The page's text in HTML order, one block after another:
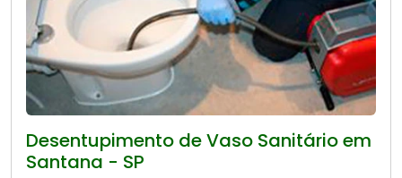
Desentupimento de Vaso Sanitário em
Santana - SP